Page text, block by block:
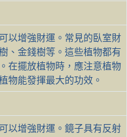
以增強財運。常見的臥室財
、金錢樹等。這些植物都有
在擺放植物時，應注意植物
物能發揮最大的功效。
以增強財運。鏡子具有反射